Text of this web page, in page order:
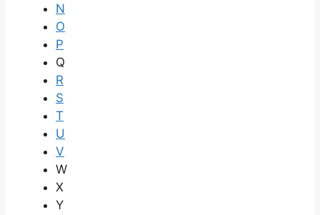
N
O
P
Q
R
S
T
U
V
W
X
Y